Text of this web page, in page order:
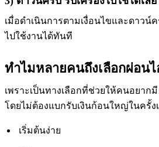
เมื่อดำเนินการตามเงื่อนไขและดาวน์
ไปใช้งานได้ทันที
ทำไมหลายคนถึงเลือกผ่อน
เพราะเป็นทางเลือกที่ช่วยให้คนอยากมี
โดยไม่ต้องแบกรับเงินก้อนใหญ่ในครั้ง
เริ่มต้นง่าย